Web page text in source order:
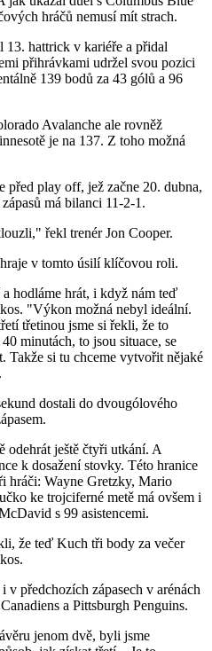
hráčů nemusí mít strach.
13. hattrick v kariéře a přidal
přihrávkami udržel svou pozici
139 bodů za 43 gólů a 96
Avalanche ale rovněž
je na 137. Z toho možná
před play off, jež začne 20. dubna,
má bilanci 11-2-1.
řekl trenér Jon Cooper.
v tomto úsilí klíčovou roli.
hodláme hrát, i když nám teď
"Výkon možná nebyl ideální.
třetinou jsme si řekli, že to
minutách, to jsou situace, se
Takže si tu chceme vytvořit nějaké
dostali do dvougólového
odehrát ještě čtyři utkání. A
k dosažení stovky. Této hranice
hráči: Wayne Gretzky, Mario
ke trojciferné metě má ovšem i
s 99 asistencemi.
že teď Kuch tři body za večer
předchozích zápasech v arénách
a Pittsburgh Penguins.
jenom dvě, byli jsme